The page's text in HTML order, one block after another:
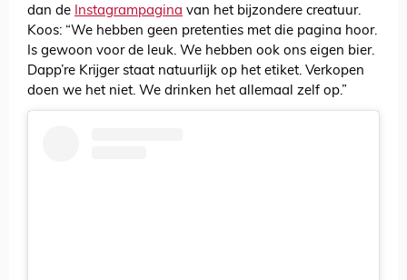
dan de Instagrampagina van het bijzondere creatuur.
Koos: “We hebben geen pretenties met die pagina hoor.
Is gewoon voor de leuk. We hebben ook ons eigen bier.
Dapp’re Krijger staat natuurlijk op het etiket. Verkopen
doen we het niet. We drinken het allemaal zelf op.”